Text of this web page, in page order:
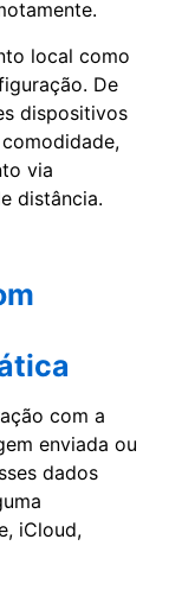
local como
De
dispositivos
via
distância.
com a
enviada ou
dados
iCloud,